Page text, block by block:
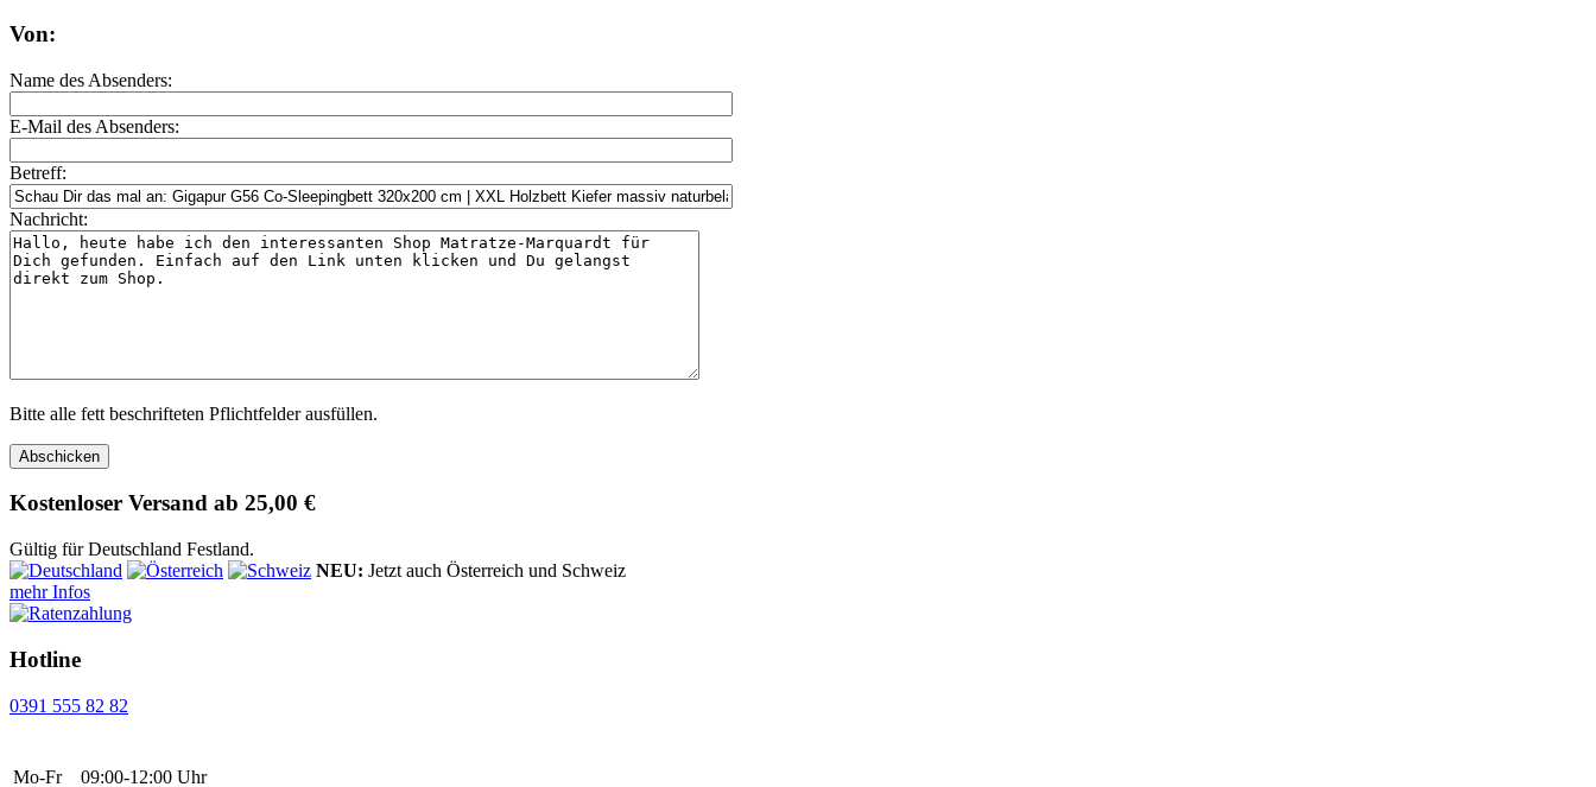
Von:
Name des Absenders:
E-Mail des Absenders:
Betreff:
Nachricht:
Bitte alle fett beschrifteten Pflichtfelder ausfüllen.
Abschicken
Kostenloser Versand ab 25,00 €
Gültig für Deutschland Festland.
NEU: Jetzt auch Österreich und Schweiz
mehr Infos
Hotline
0391 555 82 82
Mo-Fr 09:00-12:00 Uhr